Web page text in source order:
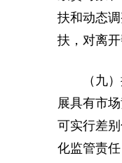
扶和动态
扶，对离
（九
展具有市
可实行差
化监管责